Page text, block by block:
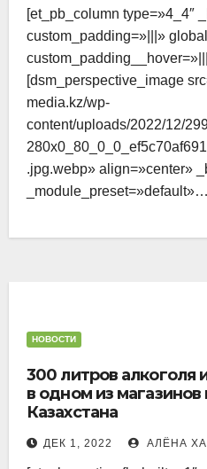
[et_pb_column type=»4_4″
custom_padding=»|||»
[dsm_perspective_image
media.kz/wp-
content/uploads/2022/12/
.jpg.webp» align=»center»
_module_preset=»default»…
НОВОСТИ
300 литров алкоголя
в одном из магазинов
Казахстана
ДЕК 1, 2022 АЛЁНА